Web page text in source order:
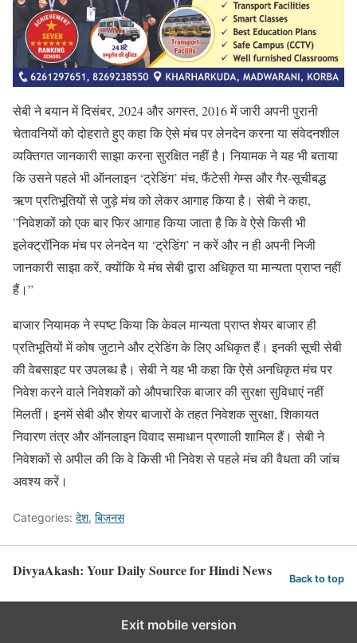
सेबी ने बयान में दिसंबर, 2024 और अगस्त, 2016 में जारी अपनी पुरानी
चेतावनियों को दोहराते हुए कहा कि ऐसे मंच पर लेनदेन करना या संवेदनशील
व्यक्तिगत जानकारी साझा करना सुरक्षित नहीं है। नियामक ने यह भी बताया
कि उसने पहले भी ऑनलाइन ‘ट्रेडिंग’ मंच, फैंटेसी गेम्स और गैर-सूचीबद्ध
ऋण प्रतिभूतियों से जुड़े मंच को लेकर आगाह किया है। सेबी ने कहा,
”निवेशकों को एक बार फिर आगाह किया जाता है कि वे ऐसे किसी भी
इलेक्ट्रॉनिक मंच पर लेनदेन या ‘ट्रेडिंग’ न करें और न ही अपनी निजी
जानकारी साझा करें, क्योंकि ये मंच सेबी द्वारा अधिकृत या मान्यता प्राप्त नहीं
हैं।”
बाजार नियामक ने स्पष्ट किया कि केवल मान्यता प्राप्त शेयर बाजार ही
प्रतिभूतियों में कोष जुटाने और ट्रेडिंग के लिए अधिकृत हैं। इनकी सूची सेबी
की वेबसाइट पर उपलब्ध है। सेबी ने यह भी कहा कि ऐसे अनधिकृत मंच पर
निवेश करने वाले निवेशकों को औपचारिक बाजार की सुरक्षा सुविधाएं नहीं
मिलतीं। इनमें सेबी और शेयर बाजारों के तहत निवेशक सुरक्षा, शिकायत
निवारण तंत्र और ऑनलाइन विवाद समाधान प्रणाली शामिल हैं। सेबी ने
निवेशकों से अपील की कि वे किसी भी निवेश से पहले मंच की वैधता की जांच
अवश्य करें।
Categories: देश, बिज़नस
DivyaAkash: Your Daily Source for Hindi News Back to top
Exit mobile version